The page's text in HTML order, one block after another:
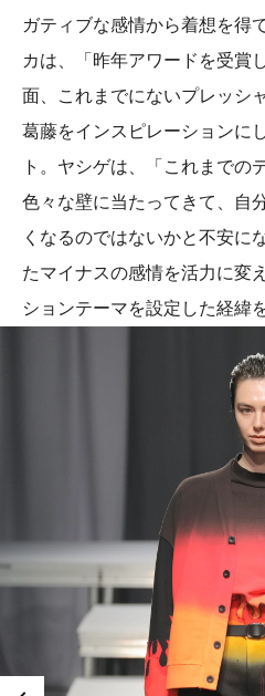
ガティブな感情から着想を得
カは、「昨年アワードを受賞
面、これまでにないプレッシ
葛藤をインスピレーションに
ト。ヤシゲは、「これまでの
色々な壁に当たってきて、自
くなるのではないかと不安に
たマイナスの感情を活力に変
ションテーマを設定した経緯